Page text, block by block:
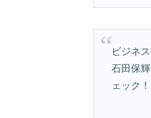
ビジネ
石田保
ェック！